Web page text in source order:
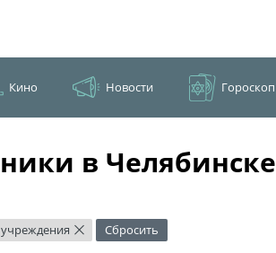
Кино Новости Гороскоп
в Челябинске
× Сбросить